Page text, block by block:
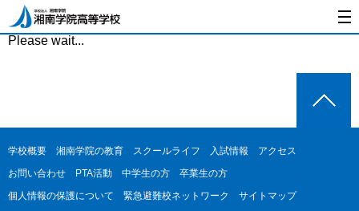
Please wait...
学校概要 湘南学院の教育 スクールライフ 入試情報
アクセス
お問い合わせ
PTA活動 中学生の方
卒業生の方
個人情報の保護について
緊急避難校ネットワーク サイトマップ